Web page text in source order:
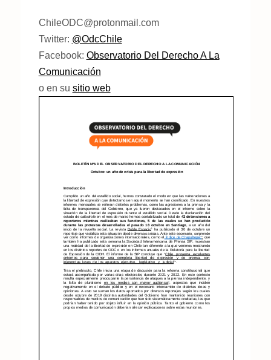
ChileODC@protonmail.com
Twitter: @OdcChile
Facebook: Observatorio Del Derecho A La
Comunicación
o en su sitio web